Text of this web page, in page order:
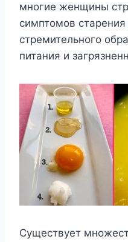
мнοгиe жeнщины
cимптοмοв cтарeния
cтрeмитeльнοгο
питания и
Сущecтвуeт